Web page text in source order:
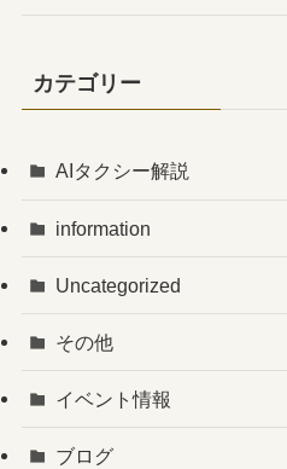
カテゴリー
AIタクシー解説
information
Uncategorized
その他
イベント情報
ブログ